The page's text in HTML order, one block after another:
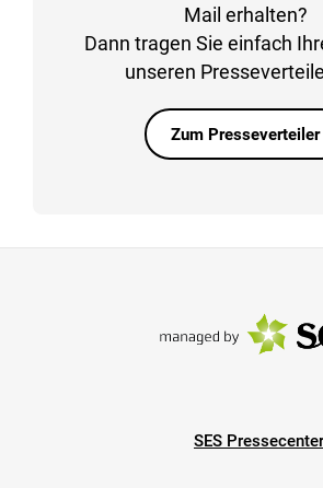
Mail erhalten?
Dann tragen Sie einfach
unseren
Zum Presseverteiler
SES Pressecenter